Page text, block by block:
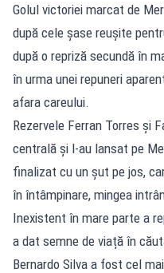
Golul victoriei marcat de
după cele șase reușite
după o repriză secundă în
în urma unei repuneri
afara careului.
Rezervele Ferran Torres și
centrală și l-au lansat pe
finalizat cu un șut pe jos,
în întâmpinare, mingea
Inexistent în mare parte a
a dat semne de viață în
Bernardo Silva a fost cel